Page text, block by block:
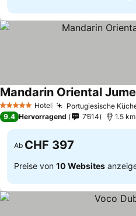
5 Sterne Hotel Portugiesische
Mandarin Oriental
9.4 Hervorragend 7’614 1.5
Ab CHF 397
Preise von 10 Websites